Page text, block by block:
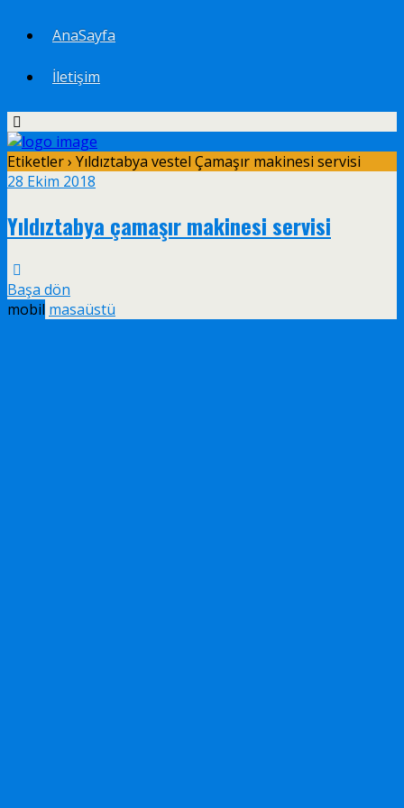
AnaSayfa
İletişim
Etiketler › Yıldıztabya vestel Çamaşır makinesi servisi
28 Ekim 2018
Yıldıztabya çamaşır makinesi servisi
Başa dön
mobil masaüstü